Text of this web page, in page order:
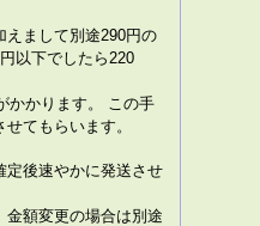
えまして別途290円の
以下でしたら220
かります。
この手
てもらいます。
定後速やかに発送させ
金額変更の場合は別途